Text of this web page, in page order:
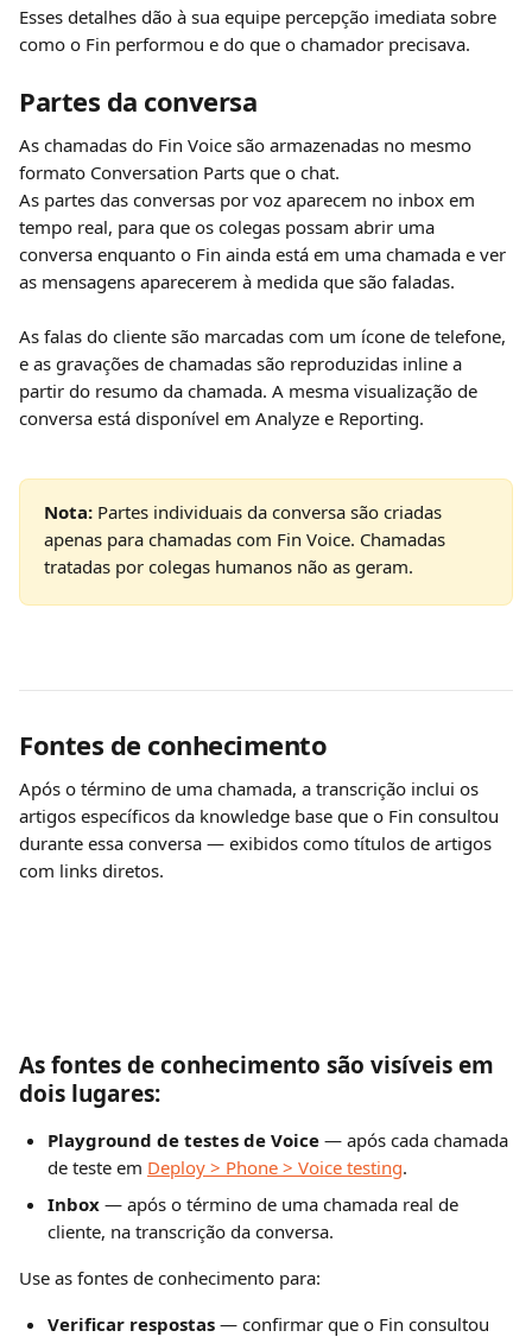
Esses detalhes dão à sua equipe percepção imediata sobre
como o Fin performou e do que o chamador precisava.
Partes da conversa
As chamadas do Fin Voice são armazenadas no mesmo
formato Conversation Parts que o chat.
As partes das conversas por voz aparecem no inbox em
tempo real, para que os colegas possam abrir uma
conversa enquanto o Fin ainda está em uma chamada e ver
as mensagens aparecerem à medida que são faladas.
As falas do cliente são marcadas com um ícone de telefone,
e as gravações de chamadas são reproduzidas inline a
partir do resumo da chamada. A mesma visualização de
conversa está disponível em Analyze e Reporting.
Nota: Partes individuais da conversa são criadas
apenas para chamadas com Fin Voice. Chamadas
tratadas por colegas humanos não as geram.
Fontes de conhecimento
Após o término de uma chamada, a transcrição inclui os
artigos específicos da knowledge base que o Fin consultou
durante essa conversa — exibidos como títulos de artigos
com links diretos.
As fontes de conhecimento são visíveis em
dois lugares:
Playground de testes de Voice — após cada chamada
de teste em Deploy > Phone > Voice testing.
Inbox — após o término de uma chamada real de
cliente, na transcrição da conversa.
Use as fontes de conhecimento para:
Verificar respostas — confirmar que o Fin consultou